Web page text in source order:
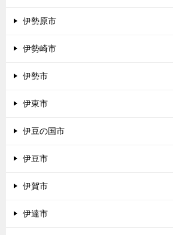
伊勢原市
伊勢崎市
伊勢市
伊東市
伊豆の国市
伊豆市
伊賀市
伊達市